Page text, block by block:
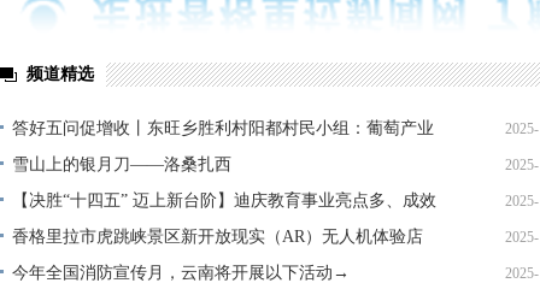
频道精选
答好五问促增收丨东旺乡胜利村阳都村民小组：葡萄产业
铺就“甜蜜”增收路
雪山上的银月刀——洛桑扎西
【决胜“十四五” 迈上新台阶】迪庆教育事业亮点多、成效
显——培根铸魂育桃李
香格里拉市虎跳峡景区新开放现实（AR）无人机体验店
今年全国消防宣传月，云南将开展以下活动→